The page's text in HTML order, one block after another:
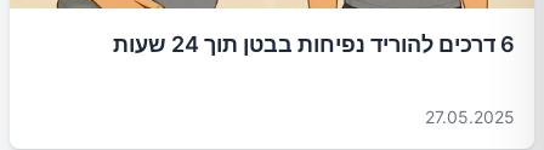
6 דרכים להוריד נפיחות בבטן תוך 24 שעות
27.05.2025